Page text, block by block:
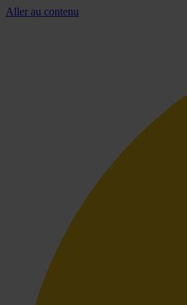
Aller au contenu